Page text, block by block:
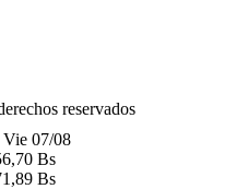
reservados
Vie 07/08
Bs
Bs